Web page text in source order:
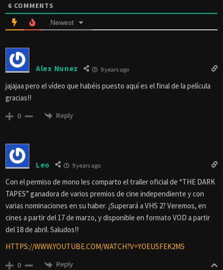
6 COMMENTS
Newest
Alex Nunez 9 years ago
jajajaa pero el vídeo que habéis puesto aquí es el final de la película
gracias!!
0 Reply
Leo 9 years ago
Con el permiso de mono les comparto el trailer oficial de “THE DARK
TAPES” ganadora de varios premios de cine independiente y con
varias nominaciones en su haber. ¿Superará a VHS 2? Veremos, en
cines a partir del 17 de marzo, y disponible en formato VOD a partir
del 18 de abril. Saludos!!
HTTPS://WWW.YOUTUBE.COM/WATCH?V=YOEUSFEK2MS
0 Reply